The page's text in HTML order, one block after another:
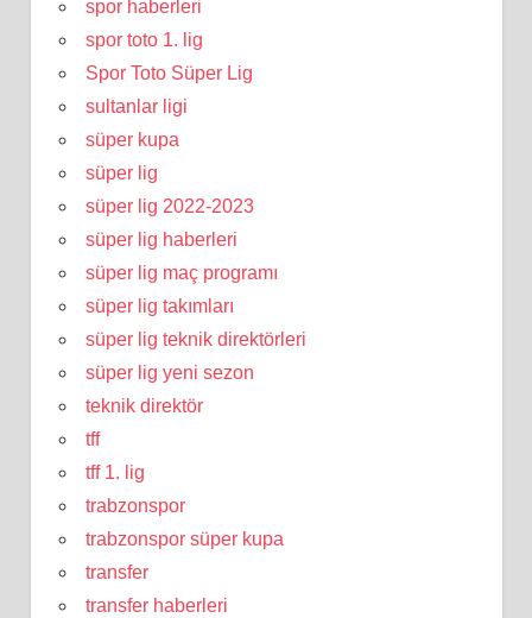
spor haberleri
spor toto 1. lig
Spor Toto Süper Lig
sultanlar ligi
süper kupa
süper lig
süper lig 2022-2023
süper lig haberleri
süper lig maç programı
süper lig takımları
süper lig teknik direktörleri
süper lig yeni sezon
teknik direktör
tff
tff 1. lig
trabzonspor
trabzonspor süper kupa
transfer
transfer haberleri